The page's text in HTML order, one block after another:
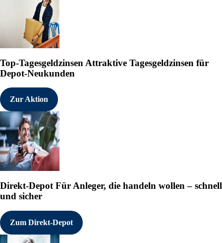
Top-Tagesgeldzinsen Attraktive Tagesgeldzinsen für
Depot-Neukunden
Zur Aktion
Direkt-Depot Für Anleger, die handeln wollen – schnell
und sicher
Zum Direkt-Depot